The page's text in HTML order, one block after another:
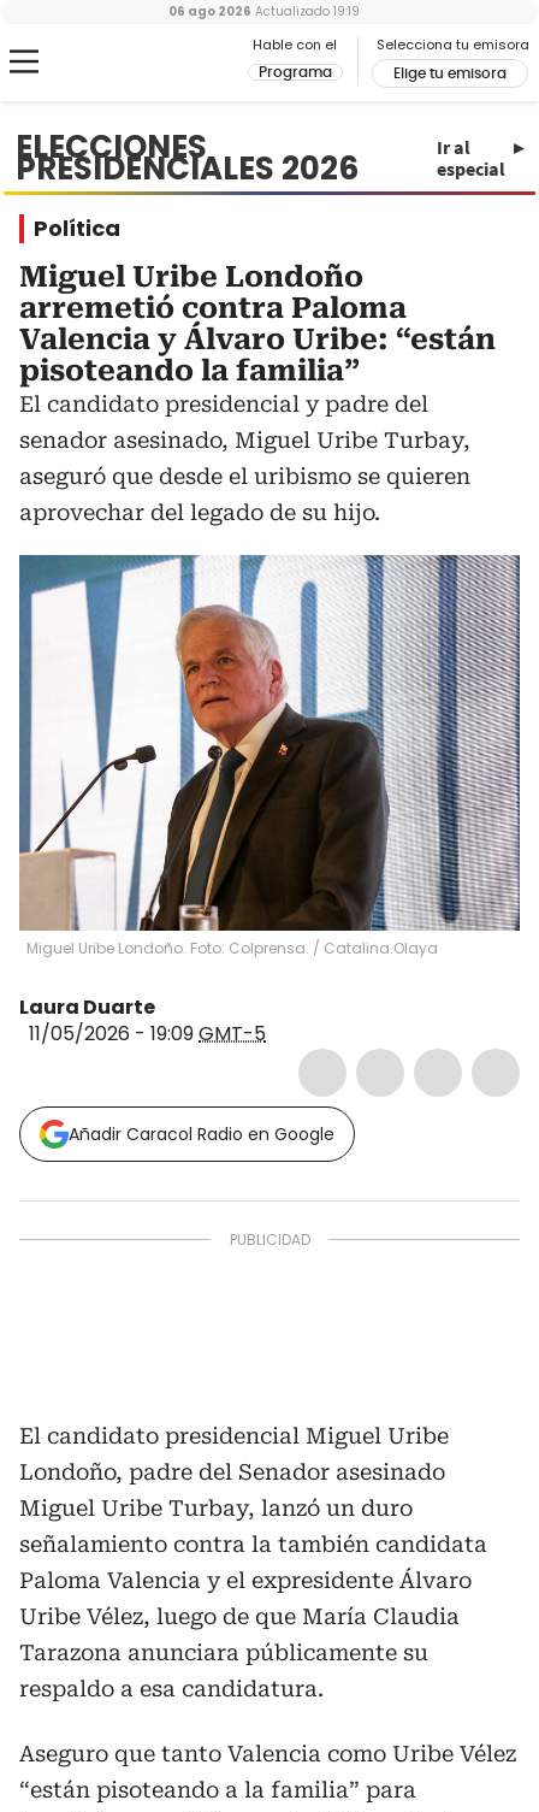
Hable con el
Programa
Selecciona tu emisora
Elige tu emisora
06 ago 2026 Actualizado 19:19
ELECCIONES
PRESIDENCIALES 2026
Ir al
especial
Política
Miguel Uribe Londoño
arremetió contra Paloma
Valencia y Álvaro Uribe: “están
pisoteando la familia”
El candidato presidencial y padre del
senador asesinado, Miguel Uribe Turbay,
aseguró que desde el uribismo se quieren
aprovechar del legado de su hijo.
Miguel Uribe Londoño. Foto: Colprensa. / Catalina.Olaya
Laura Duarte
11/05/2026 - 19:09GMT-5
Añadir Caracol Radio en Google
El candidato presidencial Miguel Uribe
Londoño, padre del Senador asesinado
Miguel Uribe Turbay, lanzó un duro
señalamiento contra la también candidata
Paloma Valencia y el expresidente Álvaro
Uribe Vélez, luego de que María Claudia
Tarazona anunciara públicamente su
respaldo a esa candidatura.
Aseguro que tanto Valencia como Uribe Vélez
“están pisoteando a la familia” para